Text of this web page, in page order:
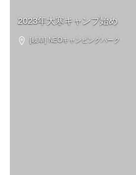
2023年大寒キャンプ始め
[岐阜] NEOキャンピングパーク